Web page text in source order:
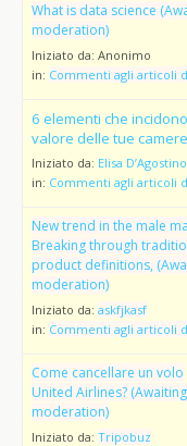
What is data science
moderation)
Iniziato da: Anonimo
in: Commenti agli articoli
6 elementi che
valore delle tue camere
Iniziato da: Elisa D’Agostino
in: Commenti agli articoli
New trend in the male
Breaking through
product definitions,
moderation)
Iniziato da: askfjkasf
in: Commenti agli articoli
Come cancellare un volo
United Airlines? (Awaiting
moderation)
Iniziato da: Tripobuz